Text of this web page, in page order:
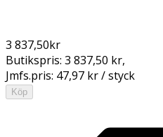
3 837,50kr
Butikspris: 3 837,50 kr,
Jmfs.pris: 47,97 kr / styck
Köp